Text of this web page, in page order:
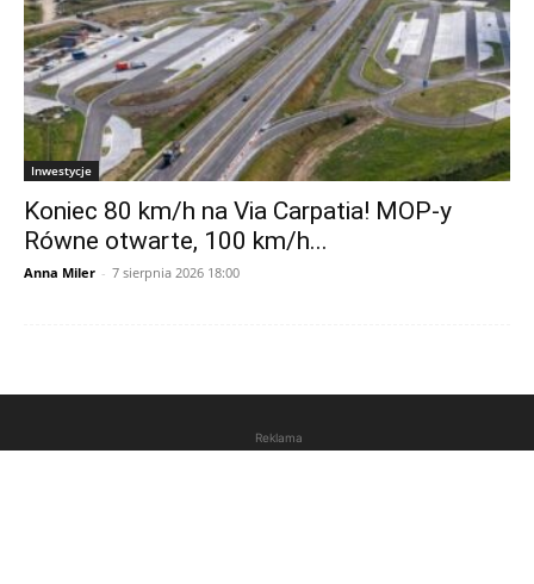
Inwestycje
Koniec 80 km/h na Via Carpatia! MOP-y
Równe otwarte, 100 km/h...
Anna Miler - 7 sierpnia 2026 18:00
Reklama